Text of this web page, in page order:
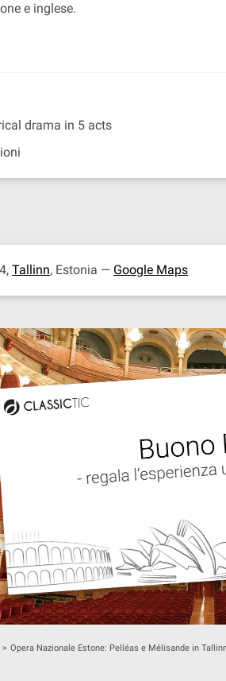
e inglese.
drama in 5 acts
Tallinn, Estonia — Google Maps
> Opera Nazionale Estone: Pelléas e Mélisande in